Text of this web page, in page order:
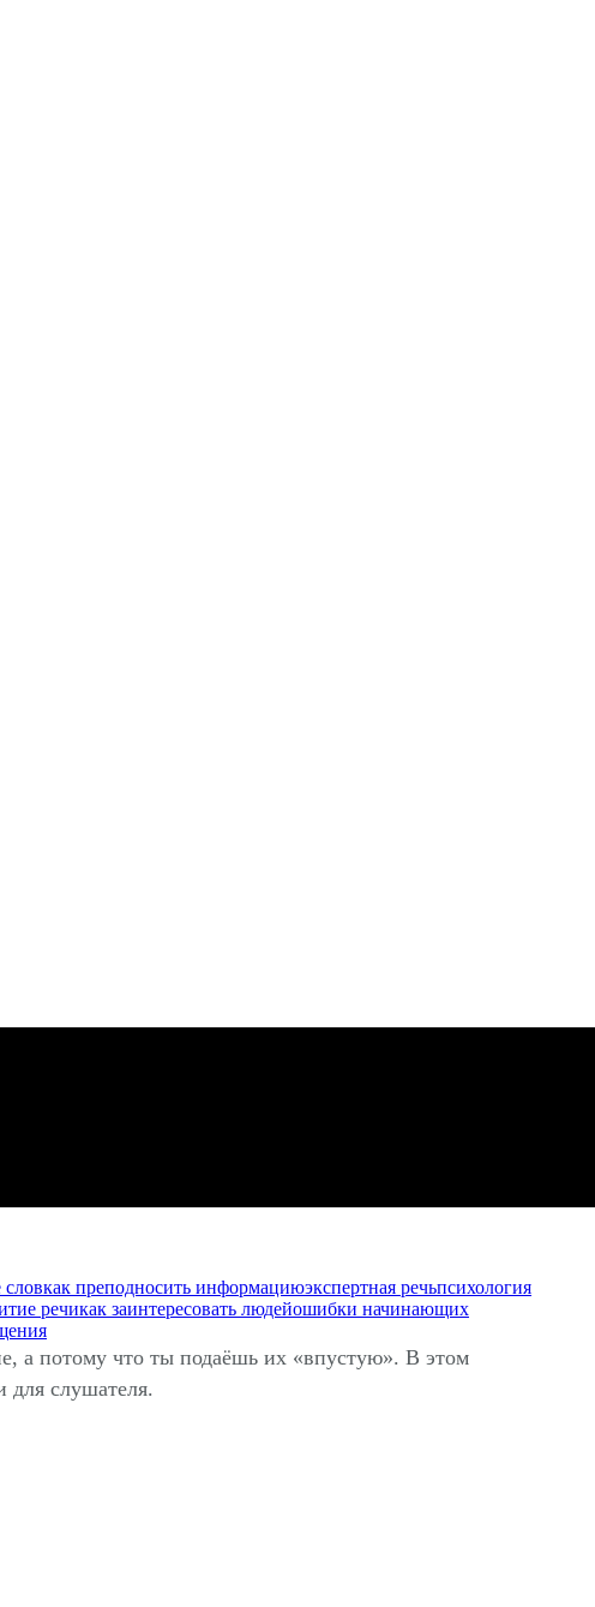
словкак преподносить информациюэкспертная речьпсихология
речикак заинтересовать людейошибки начинающих
а потому что ты подаёшь их «впустую». В этом
для слушателя.